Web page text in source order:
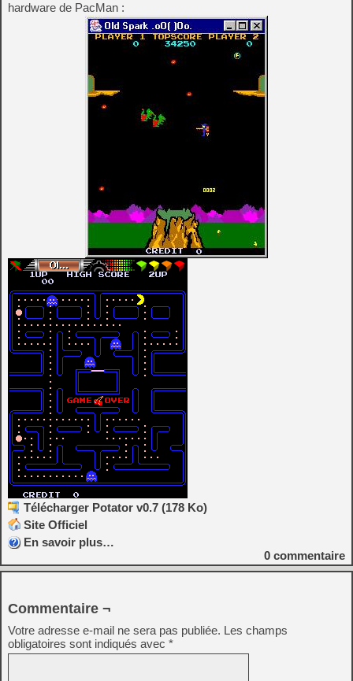
hardware de PacMan :
Télécharger Potator v0.7 (178 Ko)
Site Officiel
En savoir plus…
0 commentaire
Commentaire ¬
Votre adresse e-mail ne sera pas publiée. Les champs
obligatoires sont indiqués avec *